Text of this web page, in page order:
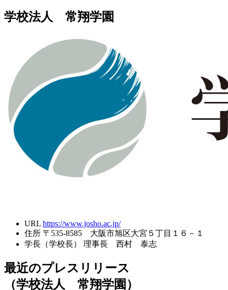
学校法人 常翔学園
URL https://www.josho.ac.jp/
住所 〒535-8585 大阪市旭区大宮５丁目１６－１
学長（学校長）
理事長 西村 泰志
最近のプレスリリース
（学校法人 常翔学園）